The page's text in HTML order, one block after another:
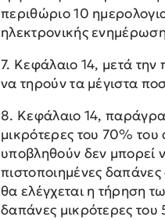
περιθώριο 10
ηλεκτρονικής
7. Κεφάλαιο 14, μετά
να τηρούν τα μέγιστα
8. Κεφάλαιο 14,
μικρότερες του 70% του
υποβληθούν δεν μπορεί
πιστοποιημένες
θα ελέγχεται η τήρηση
δαπάνες μικρότερες